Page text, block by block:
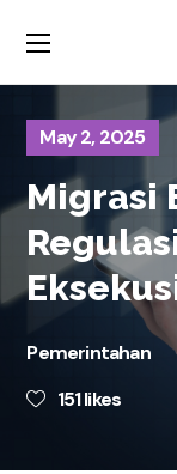
May 2, 2025
Migrasi
Pemerintahan
151likes